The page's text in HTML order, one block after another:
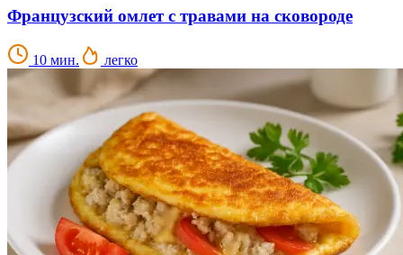
Французский омлет с травами на сковороде
10 мин. легко